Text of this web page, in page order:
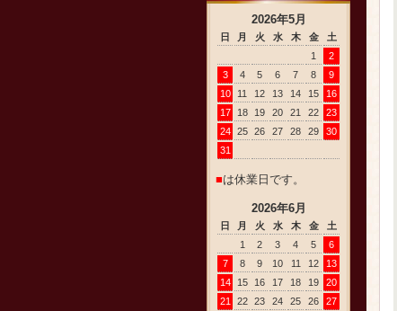
2026年5月
日 月 火 水 木 金
土
1
2
3
4 5 6 7 8
9
10
11 12 13 14 15
16
17
18 19 20 21 22
23
24
25 26 27 28 29
30
31
■は休業日です。
2026年6月
日 月 火 水 木 金
土
1
2 3 4 5
6
7
8 9 10 11 12
13
14
15 16 17 18 19
20
21
22 23 24 25 26
27